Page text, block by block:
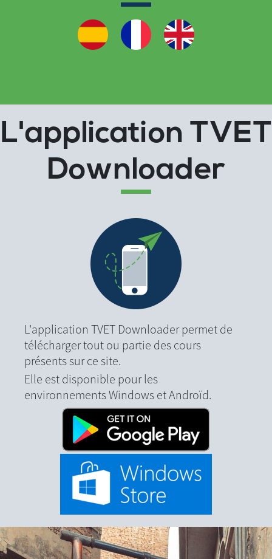
L'application TVET
Downloader
L'application TVET Downloader permet de
télécharger tout ou partie des cours
présents sur ce site.
Elle est disponible pour les
environnements Windows et Androïd.